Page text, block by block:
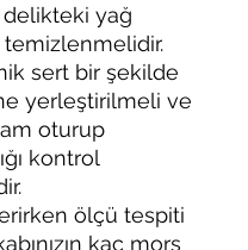
yağ
sert bir şekilde
yerleştirilmeli ve
oturup
kontrol
ölçü tespiti
kaç mors